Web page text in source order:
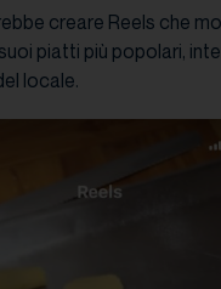
creare Reels che
piatti più popolari,
locale.